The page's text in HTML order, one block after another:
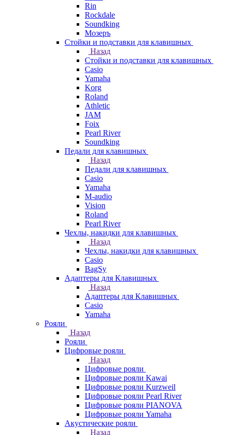
Rin
Rockdale
Soundking
Мозеръ
Стойки и подставки для клавишных
Назад
Стойки и подставки для клавишных
Casio
Yamaha
Korg
Roland
Athletic
JAM
Foix
Pearl River
Soundking
Педали для клавишных
Назад
Педали для клавишных
Casio
Yamaha
M-audio
Vision
Roland
Pearl River
Чехлы, накидки для клавишных
Назад
Чехлы, накидки для клавишных
Casio
BagSy
Адаптеры для Клавишных
Назад
Адаптеры для Клавишных
Casio
Yamaha
Рояли
Назад
Рояли
Цифровые рояли
Назад
Цифровые рояли
Цифровые рояли Kawai
Цифровые рояли Kurzweil
Цифровые рояли Pearl River
Цифровые рояли PIANOVA
Цифровые рояли Yamaha
Акустические рояли
Назад